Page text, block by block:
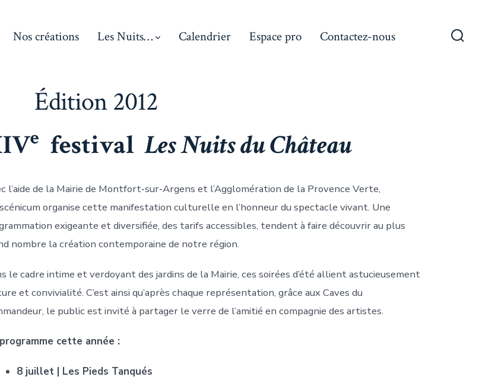
Nos créations Les Nuits… Calendrier Espace pro Contactez-nous
Édition 2012
e festivalLes Nuits du Château
l’aide de la Mairie de Montfort‑sur‑Argens et l’Agglomération de la Provence Verte,
organise cette manifestation culturelle en l’honneur du spectacle vivant. Une
exigeante et diversifiée, des tarifs accessibles, tendent à faire découvrir au plus
nombre la création contemporaine de notre région.
le cadre intime et verdoyant des jardins de la Mairie, ces soirées d’été allient astucieusement
et convivialité. C’est ainsi qu’après chaque représentation, grâce aux Caves du
le public est invité à partager le verre de l’amitié en compagnie des artistes.
cette année :
8 juillet | Les Pieds Tanqués